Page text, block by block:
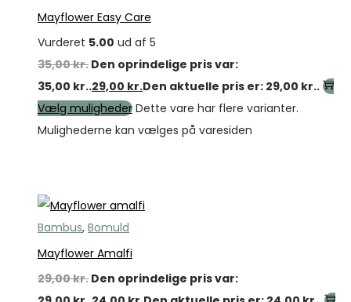
Mayflower Easy Care
Vurderet 5.00 ud af 5
35,00kr. Den oprindelige pris var:
35,00 kr..29,00 kr.Den aktuelle pris er: 29,00 kr..
Vælg muligheder Dette vare har flere varianter.
Mulighederne kan vælges på varesiden
Bambus, Bomuld
Mayflower Amalfi
29,00kr. Den oprindelige pris var: